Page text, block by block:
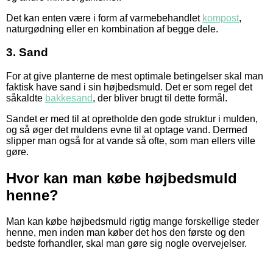
Det kan enten være i form af varmebehandlet kompost,
naturgødning eller en kombination af begge dele.
3. Sand
For at give planterne de mest optimale betingelser skal man
faktisk have sand i sin højbedsmuld. Det er som regel det
såkaldte bakkesand, der bliver brugt til dette formål.
Sandet er med til at opretholde den gode struktur i mulden,
og så øger det muldens evne til at optage vand. Dermed
slipper man også for at vande så ofte, som man ellers ville
gøre.
Hvor kan man købe højbedsmuld
henne?
Man kan købe højbedsmuld rigtig mange forskellige steder
henne, men inden man køber det hos den første og den
bedste forhandler, skal man gøre sig nogle overvejelser.